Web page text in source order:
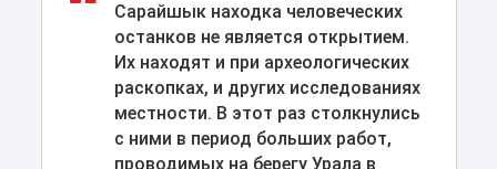
Сарайшык находка человеческих
останков не является открытием.
Их находят и при археологических
раскопках, и других исследованиях
местности. В этот раз столкнулись
с ними в период больших работ,
проводимых на берегу Урала в